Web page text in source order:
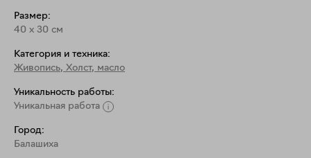
Размер:
40 x 30 см
Категория и техника:
Живопись, Холст, масло
Уникальность работы:
Уникальная работа
Город:
Балашиха